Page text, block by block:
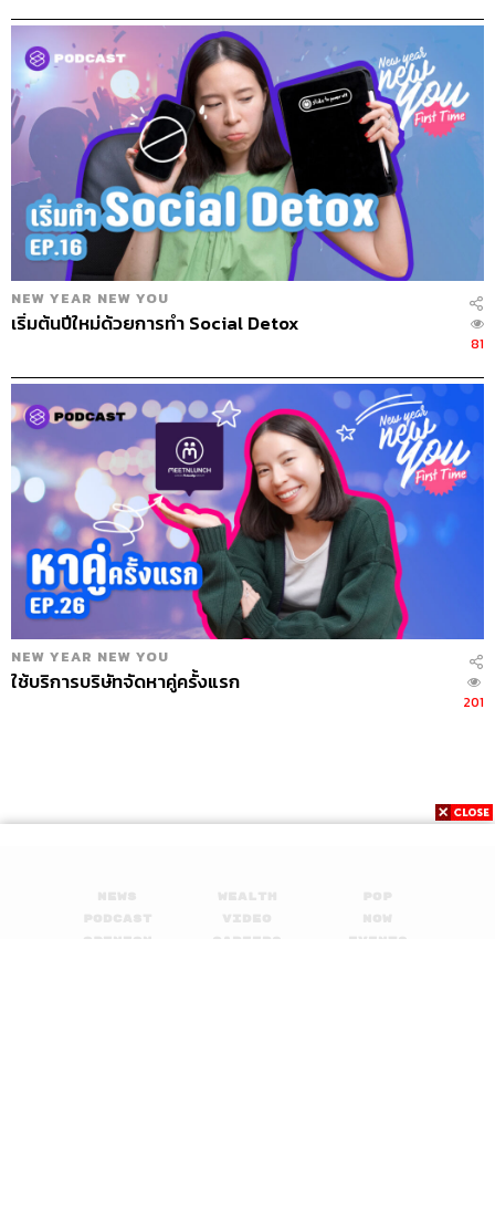
NEW YEAR NEW YOU
เริ่มต้นปีใหม่ด้วยการทำ Social Detox
81
NEW YEAR NEW YOU
ใช้บริการบริษัทจัดหาคู่ครั้งแรก
201
Opinion
Careers
Events